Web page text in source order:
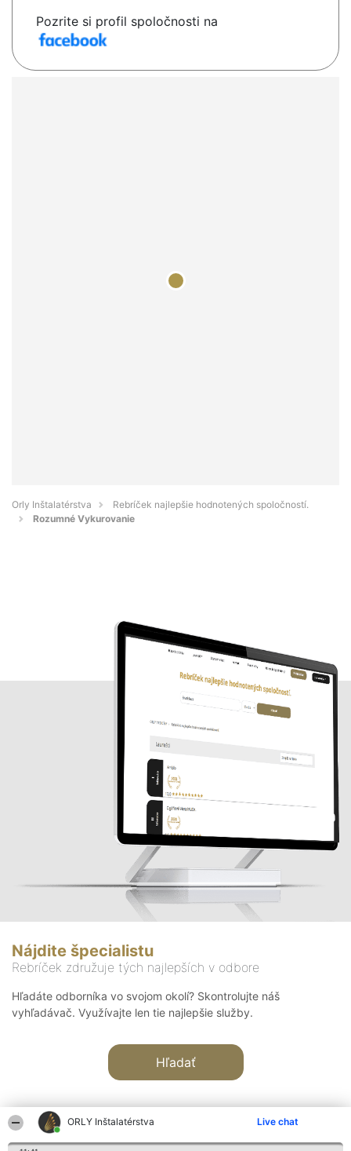
ORLY Inštalatérstva Live chat
Pozrite si profil spoločnosti na
Orly Inštalatérstva
Rebríček najlepšie hodnotených spoločností.
Rozumné Vykurovanie
Nájdite špecialistu
Rebríček združuje tých najlepších v odbore
Hľadáte odborníka vo svojom okolí? Skontrolujte náš
vyhľadávač. Využívajte len tie najlepšie služby.
Hľadať